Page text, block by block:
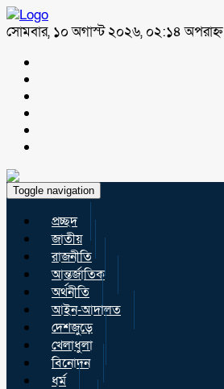
সোমবার, ১০ অগাস্ট ২০২৬, ০২:১৪ অপরাহ্ন
Toggle navigation
প্রচ্ছদ
জাতীয়
রাজনীতি
আন্তর্জাতিক
অর্থনীতি
আইন-আদালত
দেশজুড়ে
খেলাধুলা
বিনোদন
ধর্ম